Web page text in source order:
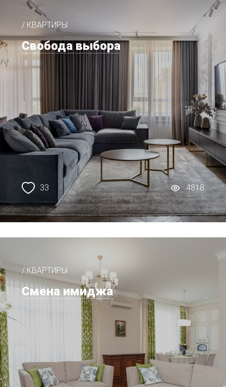
/ КВАРТИРЫ
Свобода выбора
33 4818
/ КВАРТИРЫ
Смена имиджа